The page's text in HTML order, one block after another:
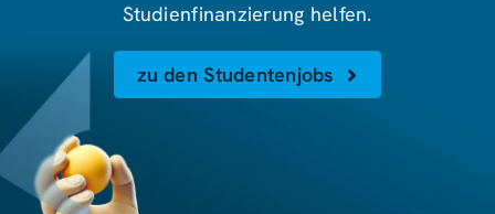
Studienfinanzierung helfen.
zu den Studentenjobs